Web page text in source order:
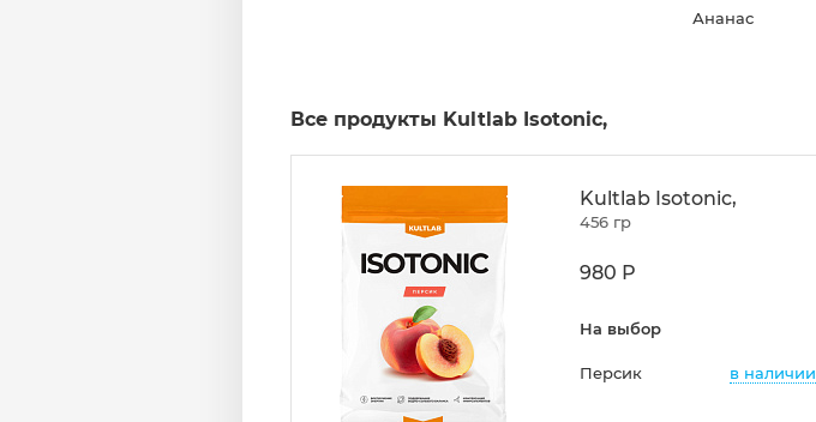
Ананас
Все продукты Kultlab Isotonic,
Kultlab Isotonic,
456 гр
980 Р
На выбор
Персик в наличии